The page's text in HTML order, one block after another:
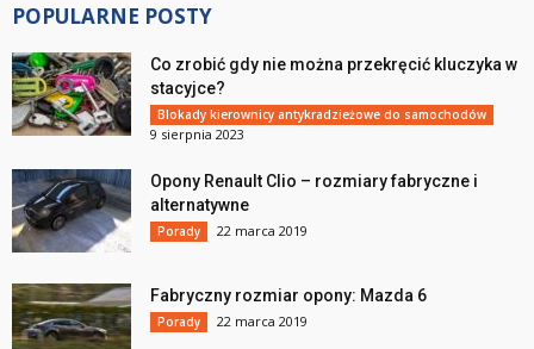
POPULARNE POSTY
Co zrobić gdy nie można przekręcić kluczyka w
stacyjce?
Blokady kierownicy antykradzieżowe do samochodów
9 sierpnia 2023
Opony Renault Clio – rozmiary fabryczne i
alternatywne
Porady 22 marca 2019
Fabryczny rozmiar opony: Mazda 6
Porady 22 marca 2019